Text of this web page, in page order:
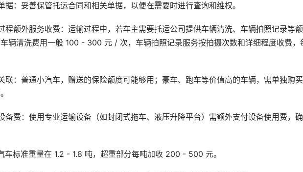
据：妥善保管托运合同和相关单据，以便在需要时进行查询和维权。
程额外服务收费：运输过程中，若车主需要托运公司提供车辆清洗、车辆拍照记录等
辆清洗费用一般 100 - 300 元 / 次，车辆拍照记录服务按拍摄次数和详细程度收费，
联：普通小汽车，赠送的保险额度可能够用；豪车、跑车等价值高的车辆，需单独购
备费：使用专业运输设备（如封闭式拖车、液压升降平台）需额外支付设备使用费，
车标准重量在 1.2 - 1.8 吨，超重部分每吨加收 200 - 500 元。